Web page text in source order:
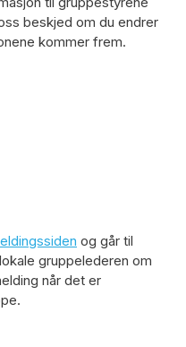
beskjed om du endrer
kommer frem.
og går til
gruppelederen om
når det er